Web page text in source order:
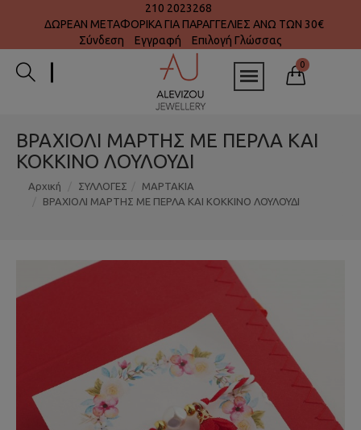
210 2023268
ΔΩΡΕΑΝ ΜΕΤΑΦΟΡΙΚΑ ΓΙΑ ΠΑΡΑΓΓΕΛΙΕΣ ΑΝΩ ΤΩΝ 30€
Σύνδεση
Εγγραφή Επιλογή Γλώσσας
0
ΒΡΑΧΙΟΛΙ ΜΑΡΤΗΣ ΜΕ ΠΕΡΛΑ ΚΑΙ
ΚΟΚΚΙΝΟ ΛΟΥΛΟΥΔΙ
Αρχική ΣΥΛΛΟΓΕΣ
ΜΑΡΤΑΚΙΑ
ΒΡΑΧΙΟΛΙ ΜΑΡΤΗΣ ΜΕ ΠΕΡΛΑ ΚΑΙ ΚΟΚΚΙΝΟ ΛΟΥΛΟΥΔΙ